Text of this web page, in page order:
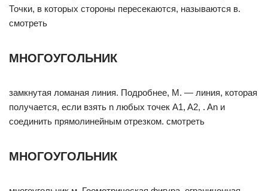
Точки, в которых стороны пересекаются, называются в.
смотреть
МНОГОУГОЛЬНИК
замкнутая ломаная линия. Подробнее, М. — линия, которая
получается, если взять n любых точек A1, A2, . An и
соединить прямолинейным отрезком. смотреть
МНОГОУГОЛЬНИК